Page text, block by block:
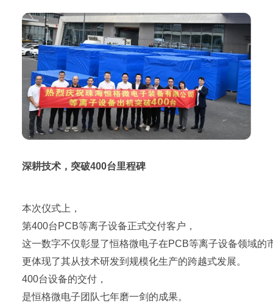
深耕技术，突破400台里程碑
本次仪式上，
第400台PCB等离子设备正式交付客户，
这一数字不仅彰显了恒格微电子在PCB等离子设备领域的
更体现了其从技术研发到规模化生产的跨越式发展。
400台设备的交付，
是恒格微电子团队七年磨一剑的成果。